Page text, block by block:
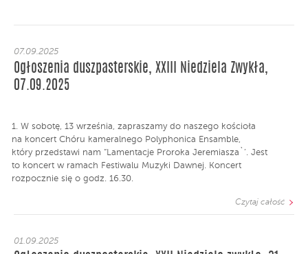
07.09.2025
Ogłoszenia duszpasterskie, XXIII Niedziela Zwykła,
07.09.2025
1. W sobotę, 13 września, zapraszamy do naszego kościoła
na koncert Chóru kameralnego Polyphonica Ensamble,
który przedstawi nam “Lamentacje Proroka Jeremiasza`’. Jest
to koncert w ramach Festiwalu Muzyki Dawnej. Koncert
rozpocznie się o godz. 16.30.
Czytaj całość
01.09.2025